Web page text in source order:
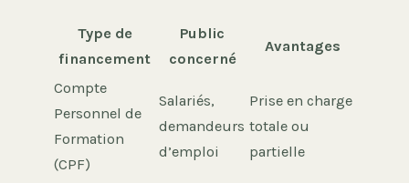
Type de
financement
Public
concerné
Avantages
Compte
Personnel de
Formation
(CPF)
Salariés,
demandeurs
d’emploi
Prise en charge
totale ou
partielle